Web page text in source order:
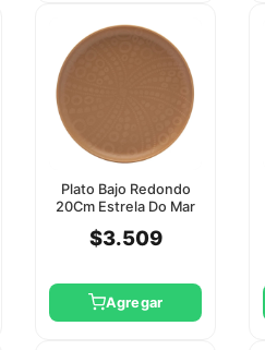
Plato Bajo Redondo
20Cm Estrela Do Mar
$3.509
Agregar